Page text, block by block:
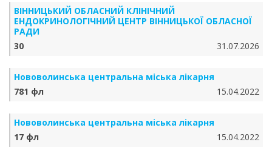
ВІННИЦЬКИЙ ОБЛАСНИЙ КЛІНІЧНИЙ
ЕНДОКРИНОЛОГІЧНИЙ ЦЕНТР ВІННИЦЬКОЇ ОБЛАСНОЇ
РАДИ
30
31.07.2026
Нововолинська центральна міська лікарня
781 фл
15.04.2022
Нововолинська центральна міська лікарня
17 фл
15.04.2022